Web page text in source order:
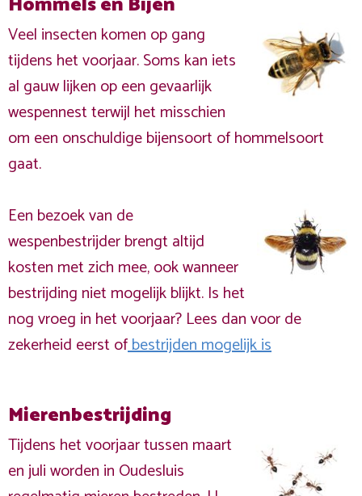
Veel insecten komen op gang
tijdens het voorjaar. Soms kan iets
al gauw lijken op een gevaarlijk
wespennest terwijl het misschien
om een onschuldige bijensoort of hommelsoort
gaat.
Een bezoek van de
wespenbestrijder brengt altijd
kosten met zich mee, ook wanneer
bestrijding niet mogelijk blijkt. Is het
nog vroeg in het voorjaar? Lees dan voor de
zekerheid eerst ofbestrijden mogelijk is
Mierenbestrijding
Tijdens het voorjaar tussen maart
en juli worden in Oudesluis